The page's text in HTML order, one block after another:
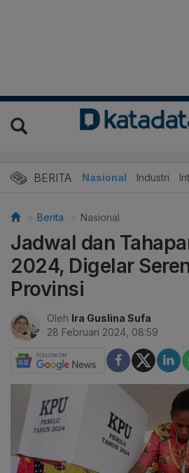
BERITA Nasional Industri
Berita Nasional
Jadwal dan
2024, Digelar
Provinsi
Oleh Ira Guslina Sufa
28 Februari 2024, 08:59